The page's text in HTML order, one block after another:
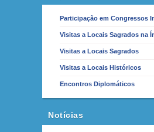
Participação em Congressos
Visitas a Locais Sagrados na
Visitas a Locais Sagrados
Visitas a Locais Históricos
Encontros Diplomáticos
Notícias